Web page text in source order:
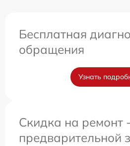
Бесплатная
обращения
Узнать
Скидка на ремонт
предварительной